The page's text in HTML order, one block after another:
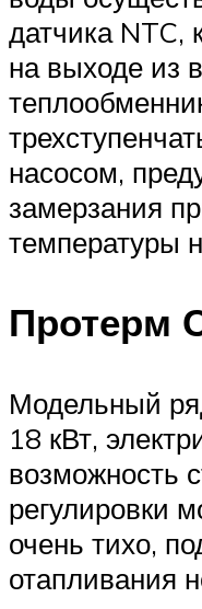
датчика NTC,
на выходе из
насосом,
замерзания
температуры
Протерм
Модельный
18 кВт,
возможность
регулировки
очень тихо,
отапливания